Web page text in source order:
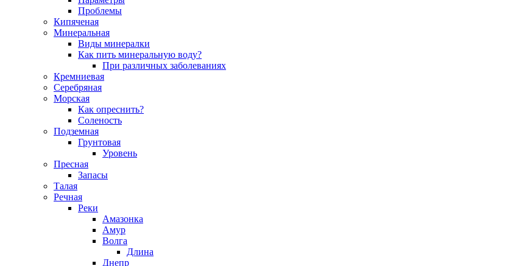
Проблемы
Кипяченая
Минеральная
Виды минералки
Как пить минеральную воду?
При различных заболеваниях
Кремниевая
Серебряная
Морская
Как опреснить?
Соленость
Подземная
Грунтовая
Уровень
Пресная
Запасы
Талая
Речная
Реки
Амазонка
Амур
Волга
Длина
Днепр